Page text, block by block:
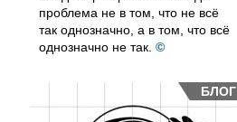
проблема не в том, что не всё
так однозначно, а в том, что всё
однозначно не так. ©
БЛОГ